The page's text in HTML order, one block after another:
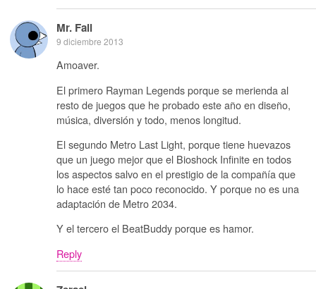
Mr. Fail
9 diciembre 2013
Amoaver.
El primero Rayman Legends porque se merienda al
resto de juegos que he probado este año en diseño,
música, diversión y todo, menos longitud.
El segundo Metro Last Light, porque tiene huevazos
que un juego mejor que el Bioshock Infinite en todos
los aspectos salvo en el prestigio de la compañía que
lo hace esté tan poco reconocido. Y porque no es una
adaptación de Metro 2034.
Y el tercero el BeatBuddy porque es hamor.
Reply